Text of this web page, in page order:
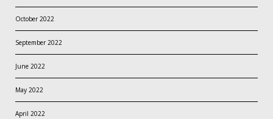
October 2022
September 2022
June 2022
May 2022
April 2022